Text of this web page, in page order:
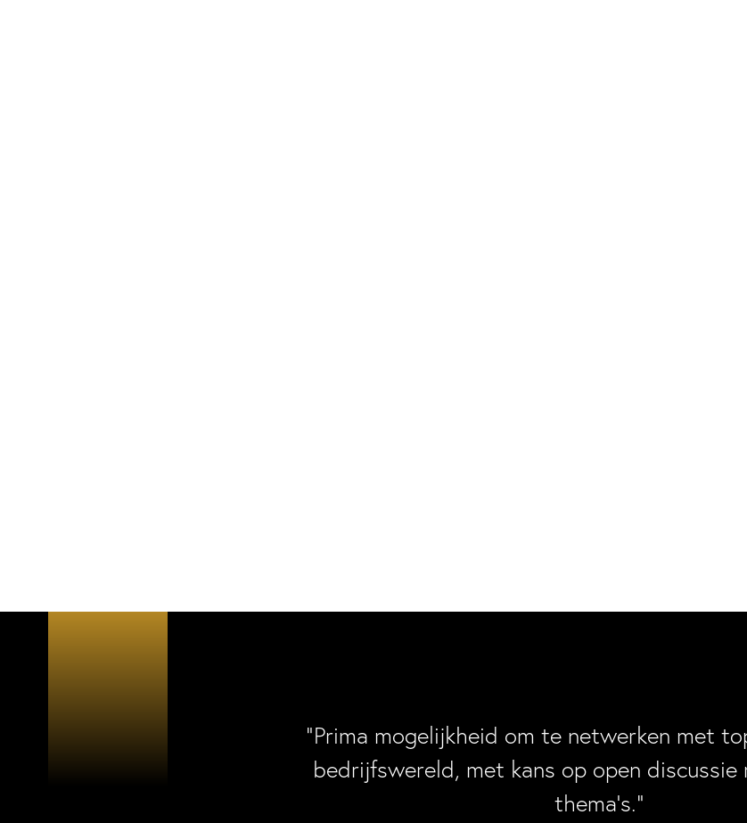
“Prima mogelijkheid om te netwerken met
bedrijfswereld, met kans op open discussie
thema’s.”